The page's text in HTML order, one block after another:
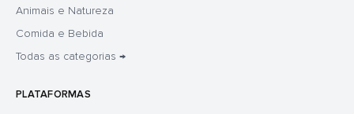
Animais e Natureza
Comida e Bebida
Todas as categorias →
PLATAFORMAS